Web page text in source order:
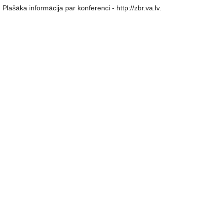
Plašāka informācija par konferenci - http://zbr.va.lv.